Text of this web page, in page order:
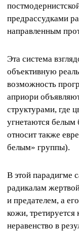
предрассудками
направленным
Эта система
объективную
возможность
априори
структурами, где
угнетаются
относит также
белым» группы).
В этой парадигме
радикалам
и предателем, а
кожи,
неравенство в